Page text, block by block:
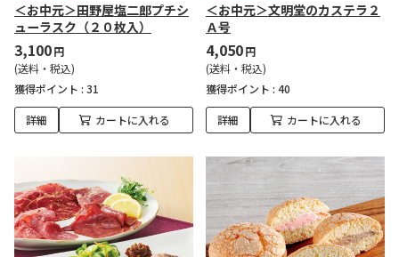
＜お中元＞田野屋塩二郎プチシ
ューラスク（２０枚入）
3,100円
(送料・税込)
獲得ポイント : 31
詳細 カートに入れる
＜お中元＞文明堂のカステラ２
Ａ号
4,050円
(送料・税込)
獲得ポイント : 40
詳細 カートに入れる